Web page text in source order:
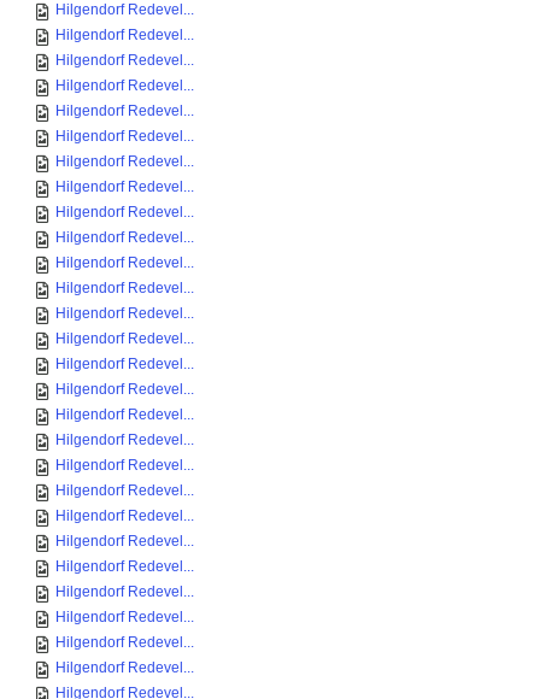
Hilgendorf Redevel...
Hilgendorf Redevel...
Hilgendorf Redevel...
Hilgendorf Redevel...
Hilgendorf Redevel...
Hilgendorf Redevel...
Hilgendorf Redevel...
Hilgendorf Redevel...
Hilgendorf Redevel...
Hilgendorf Redevel...
Hilgendorf Redevel...
Hilgendorf Redevel...
Hilgendorf Redevel...
Hilgendorf Redevel...
Hilgendorf Redevel...
Hilgendorf Redevel...
Hilgendorf Redevel...
Hilgendorf Redevel...
Hilgendorf Redevel...
Hilgendorf Redevel...
Hilgendorf Redevel...
Hilgendorf Redevel...
Hilgendorf Redevel...
Hilgendorf Redevel...
Hilgendorf Redevel...
Hilgendorf Redevel...
Hilgendorf Redevel...
Hilgendorf Redevel...